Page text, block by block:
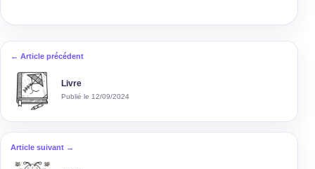
← Article précédent
Livre
Publié le 12/09/2024
Article suivant →